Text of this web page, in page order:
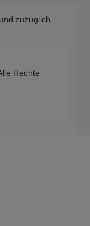
zuzüglich
Rechte